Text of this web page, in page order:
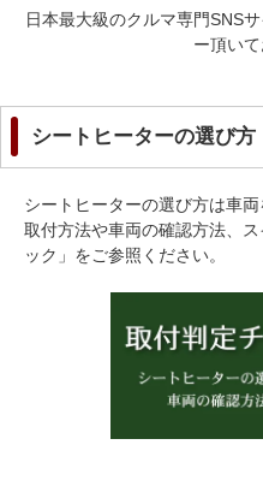
日本最大級のクルマ専門SNS
ー頂いて
シートヒーターの選び方
シートヒーターの選び方は車
取付方法や車両の確認方法、
ック」をご参照ください。